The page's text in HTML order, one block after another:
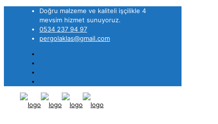
Doğru malzeme ve kaliteli işçilikle 4
mevsim hizmet sunuyoruz.
0534 237 94 97
pergolaklas@gmail.com